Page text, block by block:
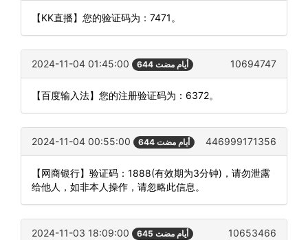
【KK直播】您的验证码为：7471。
2024-11-04 01:45:00 644 أيام مضت 10694747
【百度输入法】您的注册验证码为：6372。
2024-11-04 00:55:00 644 أيام مضت 446999171356
【网商银行】验证码：1888(有效期为3分钟)，请勿泄露
给他人，如非本人操作，请忽略此信息。
2024-11-03 18:09:00 645 أيام مضت 10653466